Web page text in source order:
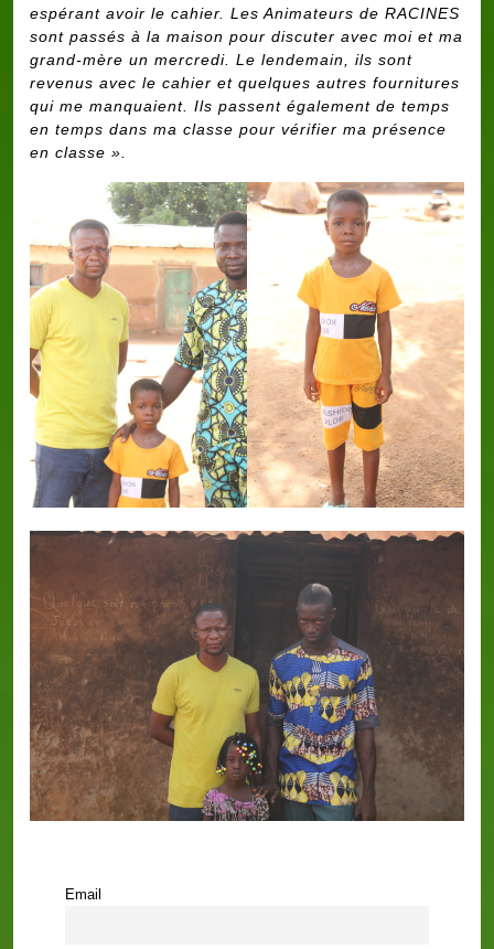
espérant avoir le cahier.
Les Animateurs de RACINES
sont passés à la maison pour discuter avec moi et ma
grand-mère un mercredi. Le lendemain, ils sont
revenus avec le cahier et quelques autres fournitures
qui me manquaient. Ils passent également de temps
en temps dans ma classe pour vérifier ma présence
en classe ».
Email